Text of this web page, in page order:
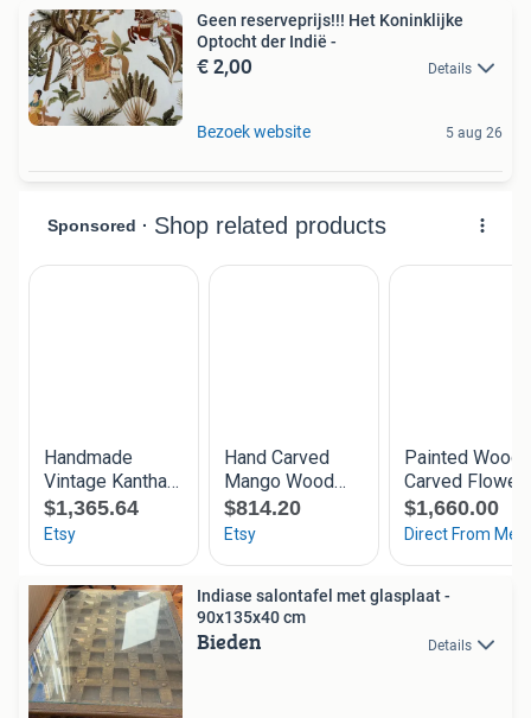
Geen reserveprijs!!! Het Koninklijke
Optocht der Indië -
€ 2,00 Details
Bezoek website 5 aug 26
Indiase salontafel met glasplaat -
90x135x40 cm
Bieden Details